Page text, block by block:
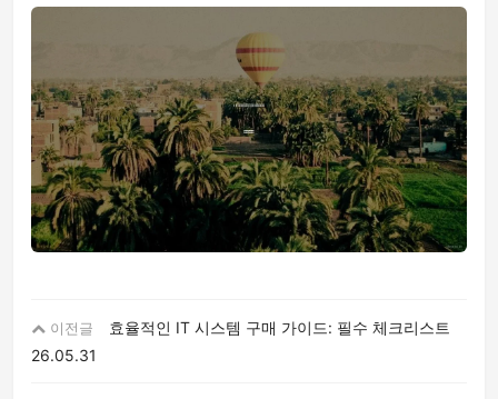
이전글
효율적인 IT 시스템 구매 가이드: 필수 체크리스트
26.05.31